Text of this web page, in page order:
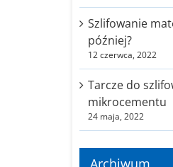
Szlifowanie
później?
12 czerwca, 2022
Tarcze do
mikrocementu
24 maja, 2022
Archiwum